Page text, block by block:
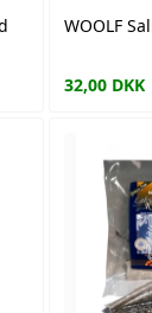
WOOLF
32,00 DKK